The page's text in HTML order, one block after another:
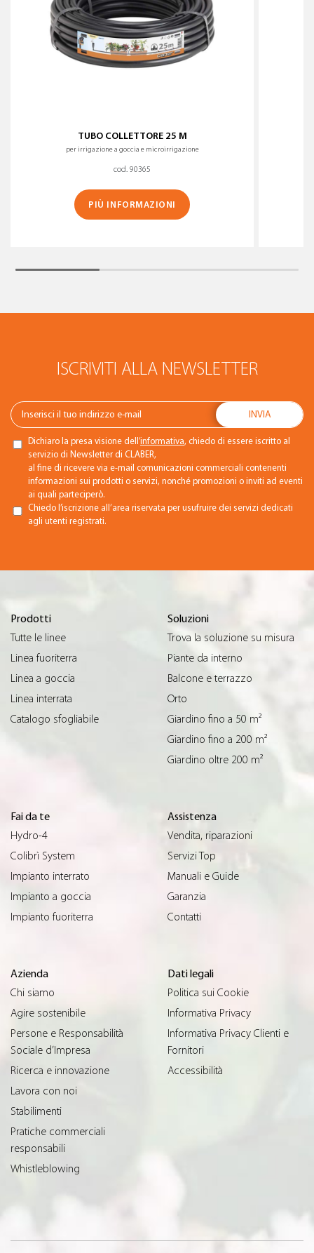
TUBO COLLETTORE 25 M
per irrigazione a goccia e microirrigazione
cod. 90365
PIÙ INFORMAZIONI
ISCRIVITI ALLA NEWSLETTER
Dichiaro la presa visione dell’informativa, chiedo di essere iscritto al
servizio di Newsletter di CLABER,
al fine di ricevere via e-mail comunicazioni commerciali contenenti
informazioni sui prodotti o servizi, nonché promozioni o inviti ad eventi
ai quali parteciperò.
Chiedo l’iscrizione all’area riservata per usufruire dei servizi dedicati
agli utenti registrati.
Prodotti
Tutte le linee
Linea fuoriterra
Linea a goccia
Linea interrata
Catalogo sfogliabile
Soluzioni
Trova la soluzione su misura
Piante da interno
Balcone e terrazzo
Orto
Giardino fino a 50 m²
Giardino fino a 200 m²
Giardino oltre 200 m²
Fai da te
Hydro-4
Colibrì System
Impianto interrato
Impianto a goccia
Impianto fuoriterra
Assistenza
Vendita, riparazioni
Servizi Top
Manuali e Guide
Garanzia
Contatti
Azienda
Chi siamo
Agire sostenibile
Persone e Responsabilità
Sociale d’Impresa
Ricerca e innovazione
Lavora con noi
Stabilimenti
Pratiche commerciali
responsabili
Whistleblowing
Dati legali
Politica sui Cookie
Informativa Privacy
Informativa Privacy Clienti e
Fornitori
Accessibilità